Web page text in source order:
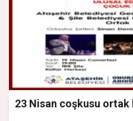
23 Nisan coşkusu